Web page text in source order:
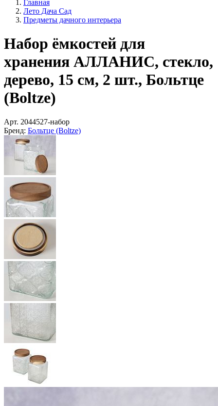
Главная
Лето Дача Сад
Предметы дачного интерьера
Набор ёмкостей для
хранения АЛЛАНИС, стекло,
дерево, 15 см, 2 шт., Больтце
(Boltze)
Арт. 2044527-набор
Бренд: Больтце (Boltze)